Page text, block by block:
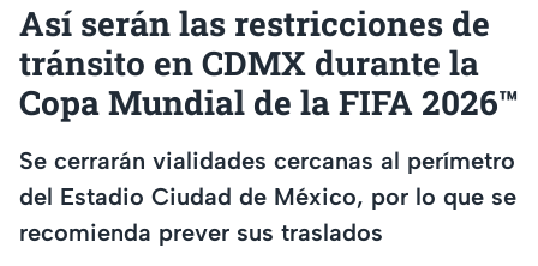
Así serán las restricciones de
tránsito en CDMX durante la
Copa Mundial de la FIFA 2026™
Se cerrarán vialidades cercanas al perímetro
del Estadio Ciudad de México, por lo que se
recomienda prever sus traslados